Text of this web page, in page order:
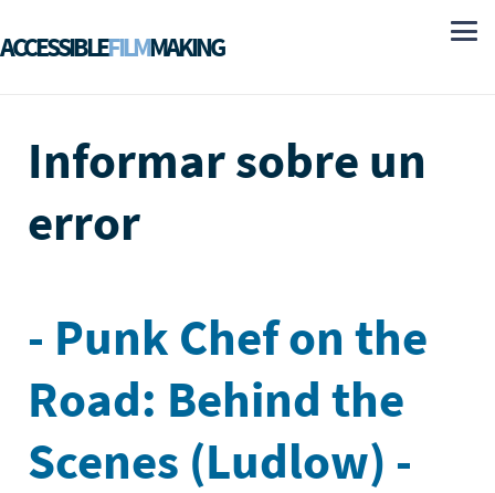
ACCESSIBLEFILMMAKING
Informar sobre un
error
- Punk Chef on the
Road: Behind the
Scenes (Ludlow) -